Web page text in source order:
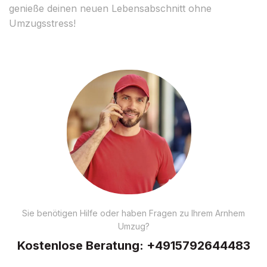
genieße deinen neuen Lebensabschnitt ohne
Umzugsstress!
Sie benötigen Hilfe oder haben Fragen zu Ihrem Arnhem
Umzug?
Kostenlose Beratung: +4915792644483